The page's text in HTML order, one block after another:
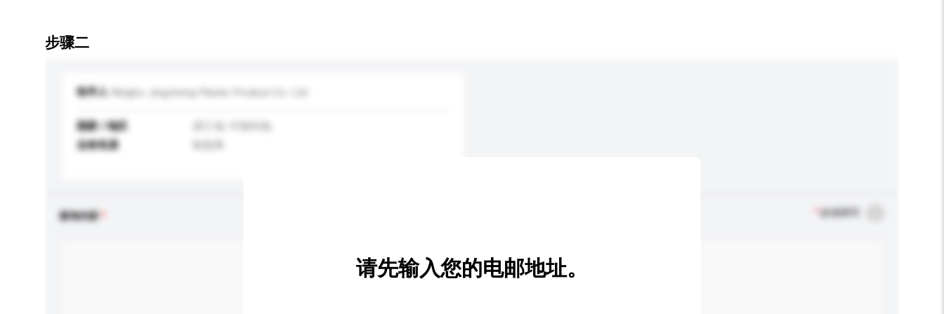
步骤二
收件人 Ningbo Jingcheng Plastic Product Co. Ltd
国家 / 地区
业务性质
查询内容 必须填写
请先输入您的电邮地址。